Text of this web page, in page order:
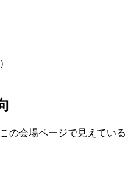
の会場ページで見えている